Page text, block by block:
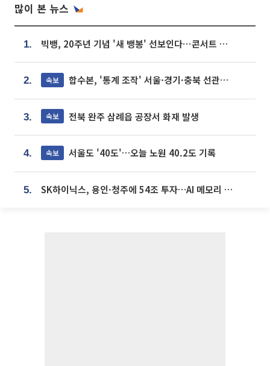
많이 본 뉴스
1. 빅뱅, 20주년 기념 '새 뱅봉' 선보인다⋯콘서트 앞두고 팝업 개최
2. 속보 합수본, '통계 조작' 서울·경기·충북 선관위 등 추가 압수수색
3. 속보 전북 완주 삼례읍 공장서 화재 발생
4. 속보 서울도 '40도'…오늘 노원 40.2도 기록
5. SK하이닉스, 용인·청주에 54조 투자…AI 메모리 생산기지 키운다